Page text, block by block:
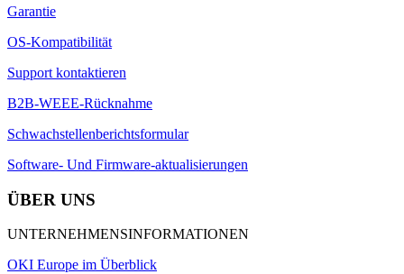
Garantie
OS-Kompatibilität
Support kontaktieren
B2B-WEEE-Rücknahme
Schwachstellenberichtsformular
Software- Und Firmware-aktualisierungen
ÜBER UNS
UNTERNEHMENSINFORMATIONEN
OKI Europe im Überblick